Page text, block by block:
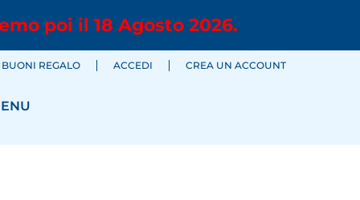
poi il 18 Agosto 2026.
BUONI REGALO ACCEDI CREA UN ACCOUNT